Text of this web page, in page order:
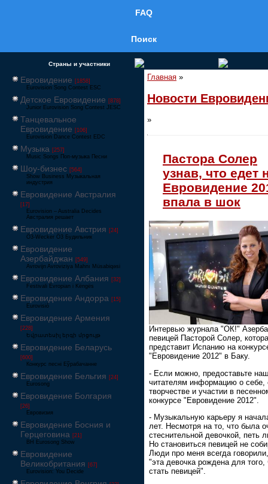
FAQ
Поиск
Страны и участники
Евровидение [1858]
Eurovision Song Contest ESC
Детское Евровидение [878]
Junior Eurovision Song Contest JESC
Танцевальное
Евровидение [106]
Eurovision Dance Contest EDC
Музыка [257]
Music Songs Поп-музыка Песни
Шоу-бизнес [564]
Show Business Музыкальная
индустрия
Евровидение Австралия
[17]
Eurovision – Australia Decides
Австралия решает
Евровидение Австрия [24]
Ö3-Wecker Ö3 Будильник
Евровидение
Азербайджан [549]
Avrovijn Avroviziya Mahnı Müsabiqəsi
Евровидение Албания [32]
Festivali Evropian i Këngës
Евровидение Андорра [15]
Eurovisió
Евровидение Армения
[228]
Եվրատեսիլ երգի մրցույթ
Евровидение Беларусь
[600]
Конкурс песні Еўрабачанне
Евровидение Бельгия [24]
Eurosong
Евровидение Болгария
[26]
Евровизия
Евровидение Босния и
Герцеговина [21]
BH Eurosong Show
Евровидение
Великобритания [67]
Eurovision: You Decide
Главная »
Новости
»
Пастора Солер
узнав, что едет
Евровидение
впала в шок
Интервью журнала "ОК!"
певицей Пасторой Солер,
представит Испанию на
"Евровидение 2012" в Баку.
- Если можно, предоставьте
читателям информацию о себе,
творчестве и участии в
конкурсе "Евровидение 2012".
- Музыкальную карьеру я
лет. Несмотря на то, что была
стеснительной девочкой, петь
Но становиться певицей не
Люди про меня всегда
"эта девочка рождена для того,
стать певицей".